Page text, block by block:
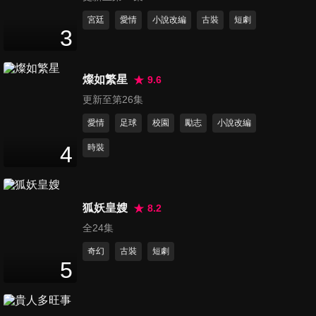
第13集
40分鐘
3
宮廷 愛情 小說改編 古裝 短劇
4
燦如繁星
9.6
更新至第26集
愛情 足球 校園 勵志 小說改編
時裝
5
狐妖皇嫂
8.2
全24集
奇幻 古裝 短劇